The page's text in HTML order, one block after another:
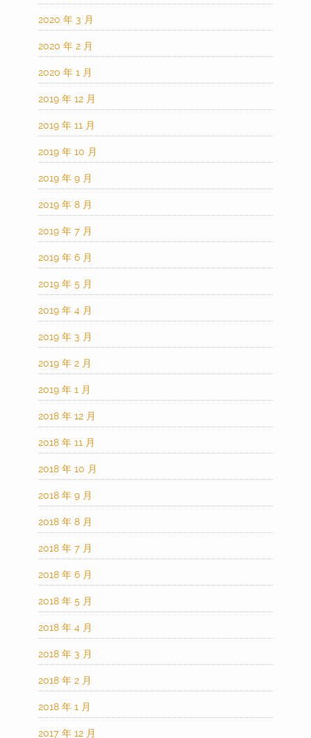
2020 年 3 月
2020 年 2 月
2020 年 1 月
2019 年 12 月
2019 年 11 月
2019 年 10 月
2019 年 9 月
2019 年 8 月
2019 年 7 月
2019 年 6 月
2019 年 5 月
2019 年 4 月
2019 年 3 月
2019 年 2 月
2019 年 1 月
2018 年 12 月
2018 年 11 月
2018 年 10 月
2018 年 9 月
2018 年 8 月
2018 年 7 月
2018 年 6 月
2018 年 5 月
2018 年 4 月
2018 年 3 月
2018 年 2 月
2018 年 1 月
2017 年 12 月